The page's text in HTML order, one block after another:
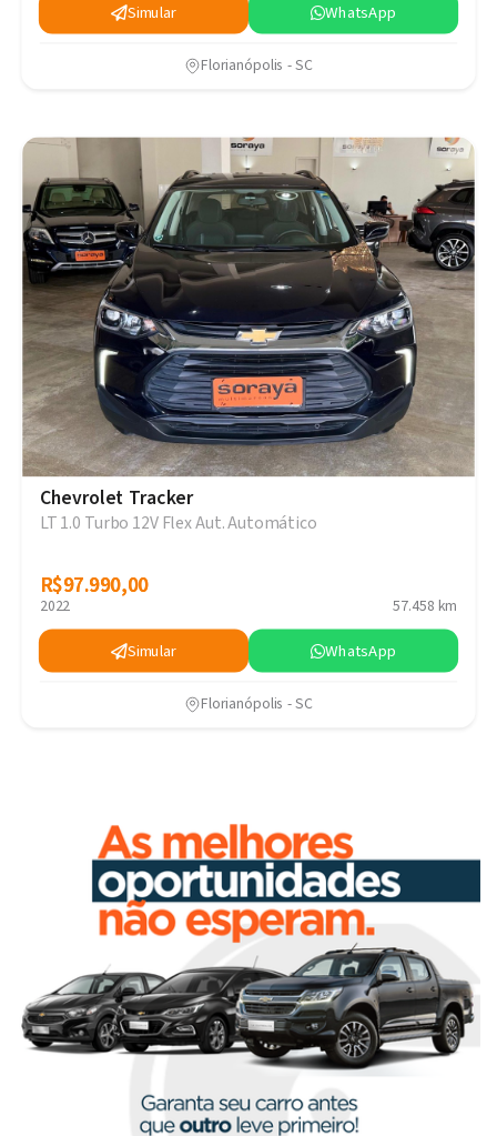
Simular WhatsApp
Florianópolis - SC
Chevrolet Tracker
LT 1.0 Turbo 12V Flex Aut. Automático
R$97.990,00
R$97.990,00
2022 57.458 km
Simular WhatsApp
Florianópolis - SC